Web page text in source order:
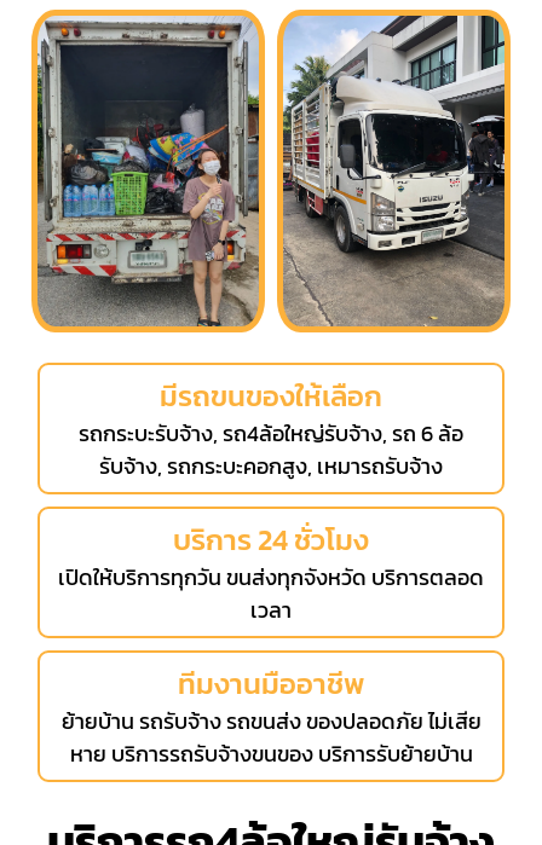
มีรถขนของให้เลือก
รถกระบะรับจ้าง, รถ4ล้อใหญ่รับจ้าง, รถ 6 ล้อ
รับจ้าง, รถกระบะคอกสูง, เหมารถรับจ้าง
บริการ 24 ชั่วโมง
เปิดให้บริการทุกวัน ขนส่งทุกจังหวัด บริการตลอด
เวลา
ทีมงานมืออาชีพ
ย้ายบ้าน รถรับจ้าง รถขนส่ง ของปลอดภัย ไม่เสีย
หาย บริการรถรับจ้างขนของ บริการรับย้ายบ้าน